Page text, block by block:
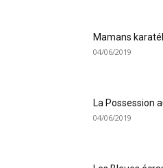
Mamans
04/06/2019
La Possession
04/06/2019